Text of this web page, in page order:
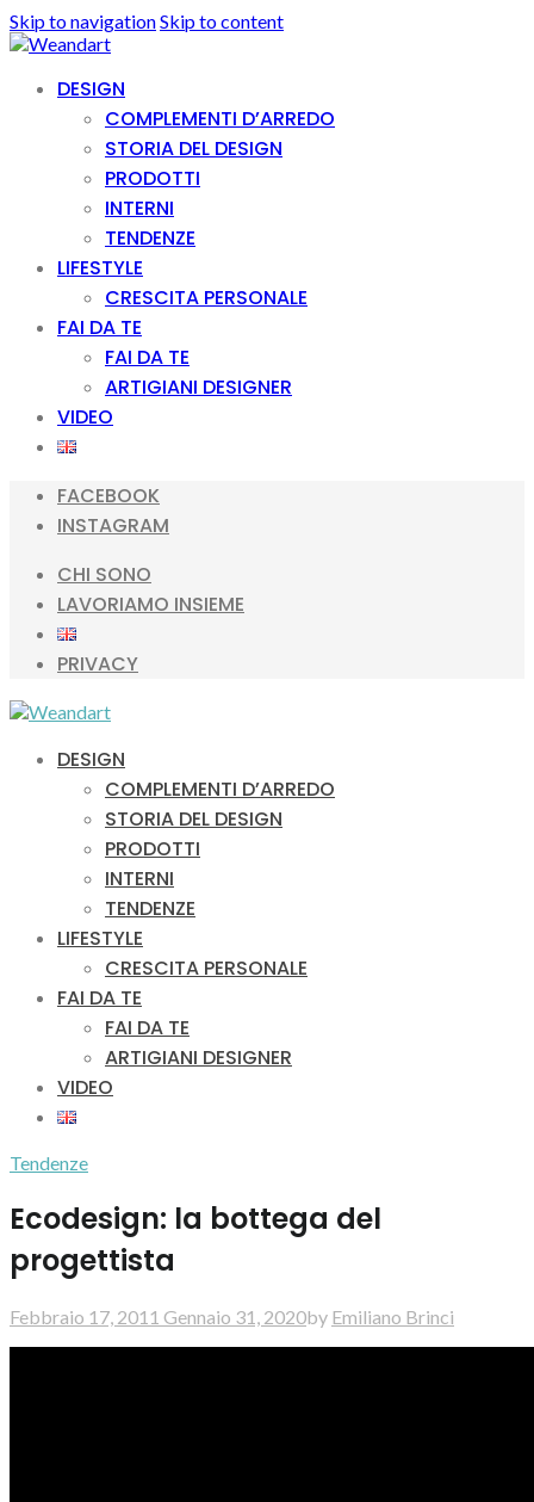
Skip to navigationSkip to content
DESIGN
COMPLEMENTI D’ARREDO
STORIA DEL DESIGN
PRODOTTI
INTERNI
TENDENZE
LIFESTYLE
CRESCITA PERSONALE
FAI DA TE
FAI DA TE
ARTIGIANI DESIGNER
VIDEO
FACEBOOK
INSTAGRAM
CHI SONO
LAVORIAMO INSIEME
PRIVACY
DESIGN
COMPLEMENTI D’ARREDO
STORIA DEL DESIGN
PRODOTTI
INTERNI
TENDENZE
LIFESTYLE
CRESCITA PERSONALE
FAI DA TE
FAI DA TE
ARTIGIANI DESIGNER
VIDEO
Tendenze
Ecodesign: la bottega del
progettista
Febbraio 17, 2011 Gennaio 31, 2020by Emiliano Brinci